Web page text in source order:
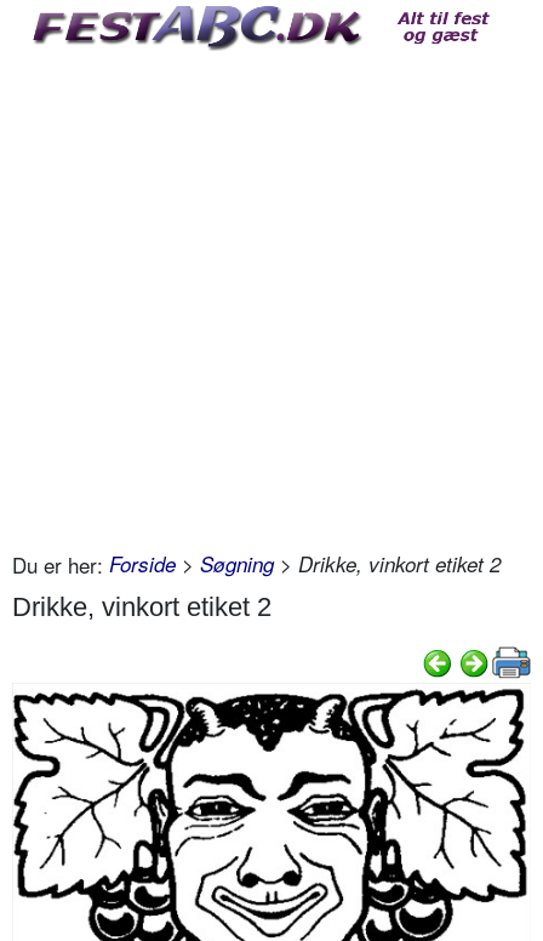
Du er her: Forside > Søgning> Drikke, vinkort etiket 2
Drikke, vinkort etiket 2